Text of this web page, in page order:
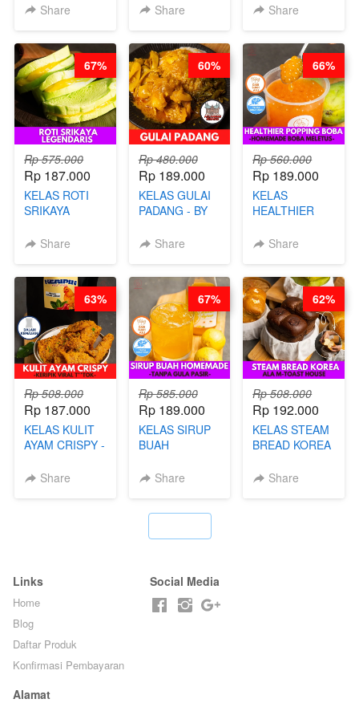
CHEF DITA
Share
TAIWAN -
FOOD- BY
CHEF
STEPHANIE
Share
HOL**ND -
LEGENDARIS -
BY CHEF DITA
Share
Rp 575.000
Rp 187.000
KELAS ROTI
SRIKAYA
BY CHEF DITA
Share
67%
Rp 480.000
Rp 189.000
KELAS GULAI
PADANG - BY
NADIA
Share
60%
Rp 560.000
Rp 189.000
KELAS
HEALTHIER
BOBA -
MELETUS - BY
BARISTA ARI
Share
66%
Rp 508.000
Rp 187.000
KELAS KULIT
AYAM CRISPY -
T**TOK - BY
Share
63%
Rp 585.000
Rp 189.000
KELAS SIRUP
BUAH
TANPA GULA
ARISUDANA
Share
67%
Rp 508.000
Rp 192.000
KELAS STEAM
BREAD KOREA
HOUSE - BY
Share
62%
Links
Home
Blog
Daftar Produk
Konfirmasi Pembayaran
Social Media
Alamat